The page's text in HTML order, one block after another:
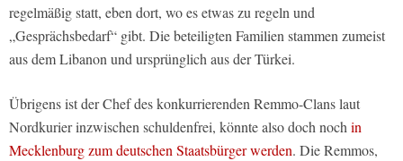
regelmäßig statt, eben dort, wo es etwas zu regeln und
„Gesprächsbedarf“ gibt. Die beteiligten Familien stammen zumeist
aus dem Libanon und ursprünglich aus der Türkei.
Übrigens ist der Chef des konkurrierenden Remmo-Clans laut
Nordkurier inzwischen schuldenfrei, könnte also doch nochin
Mecklenburg zum deutschen Staatsbürger werden. Die Remmos,